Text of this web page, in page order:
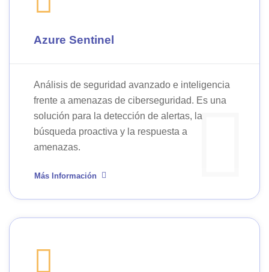
Azure Sentinel
Análisis de seguridad avanzado e inteligencia
frente a amenazas de ciberseguridad. Es una
solución para la detección de alertas, la
búsqueda proactiva y la respuesta a
amenazas.
Más Información